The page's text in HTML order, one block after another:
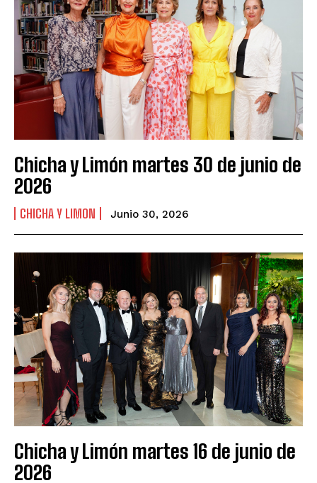
Chicha y Limón martes 30 de junio de
2026
CHICHA Y LIMON Junio 30, 2026
Chicha y Limón martes 16 de junio de
2026